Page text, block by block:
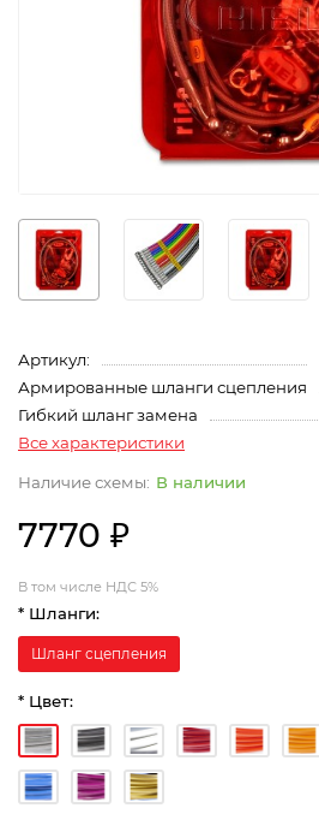
Артикул:
Армированные шланги сцепления
Гибкий шланг замена
Все характеристики
В наличии
7770 ₽
В том числе НДС 5%
* Шланги:
Шланг сцепления
* Цвет: